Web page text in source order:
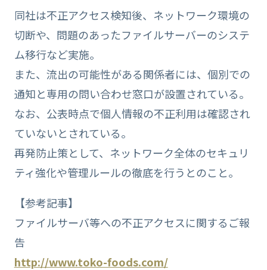
同社は不正アクセス検知後、ネットワーク環境の
切断や、問題のあったファイルサーバーのシステ
ム移行など実施。
また、流出の可能性がある関係者には、個別での
通知と専用の問い合わせ窓口が設置されている。
なお、公表時点で個人情報の不正利用は確認され
ていないとされている。
再発防止策として、ネットワーク全体のセキュリ
ティ強化や管理ルールの徹底を行うとのこと。
【参考記事】
ファイルサーバ等への不正アクセスに関するご報
告
http://www.toko-foods.com/